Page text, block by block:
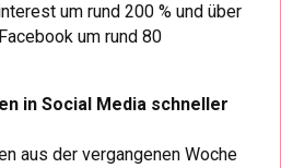
um rund 200 % und über
um rund 80
in Social Media schneller
aus der vergangenen Woche